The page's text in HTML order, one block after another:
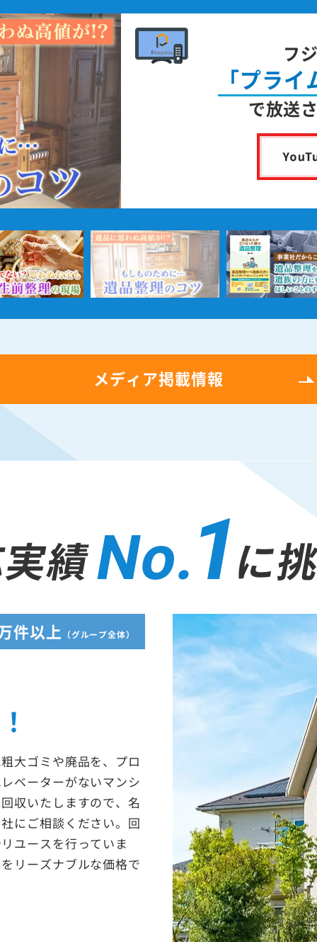
フ
「プラ
で放送
メディア掲載情報
績No.1に
件以上 （グループ全体）
大ゴミや廃品を、プロ
ベーターがないマンシ
収いたしますので、名
にご相談ください。回
ユースを行っていま
リーズナブルな価格で